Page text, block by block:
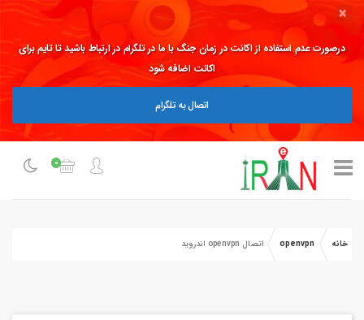
×
درصورت عدم استفاده از اکانت در زمان جنگ با ما در تلگرام در ارتباط باشید تا تایم برای
اکانت اضافه شود
اتصال به تلگرام
0
خانه openvpn اتصال openvpn اندروید